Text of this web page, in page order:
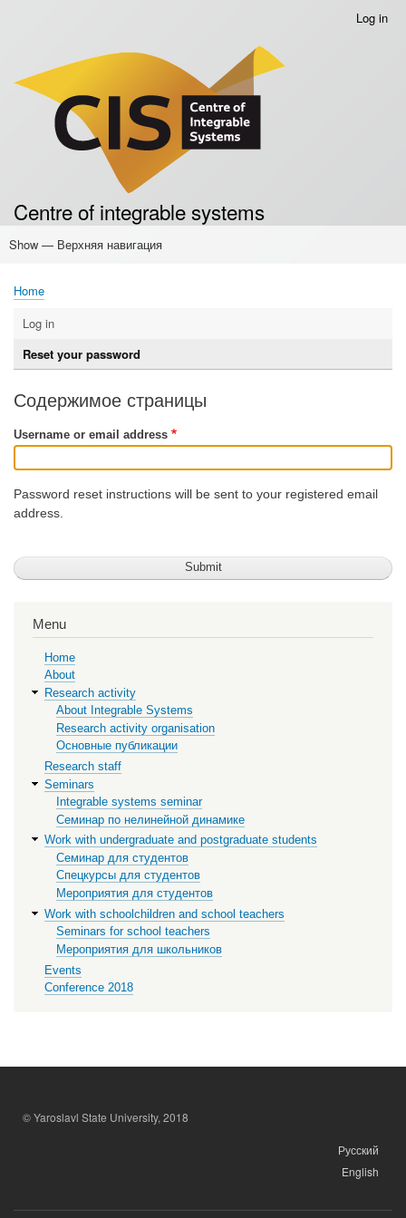
content
записи
пользователя
Log in
Centre of integrable systems
Верхняя
Show — Верхняя навигация
Home
Основные публикации
Conferences
Events
Seminars
Мероприятия для учителей
Мероприятия для школьников
Семинары для студентов
Breadcrumb
Home
tabs
Log in
Reset your password
tab)
Содержимое страницы
Username or email address
Password reset instructions will be sent to your registered email
address.
Menu
Home
About
Research activity
About Integrable Systems
Research activity organisation
Основные публикации
Research staff
Seminars
Integrable systems seminar
Семинар по нелинейной динамике
Work with undergraduate and postgraduate students
Семинар для студентов
Спецкурсы для студентов
Мероприятия для студентов
Work with schoolchildren and school teachers
Seminars for school teachers
Мероприятия для школьников
Events
Conference 2018
© Yaroslavl State University, 2018
Русский
English